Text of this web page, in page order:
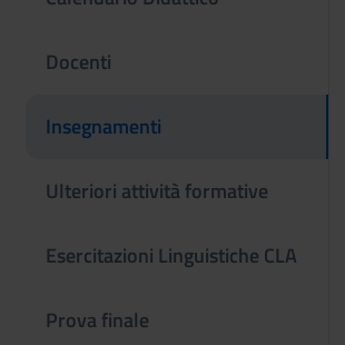
Docenti
Insegnamenti
Ulteriori attività formative
Esercitazioni Linguistiche CLA
Prova finale